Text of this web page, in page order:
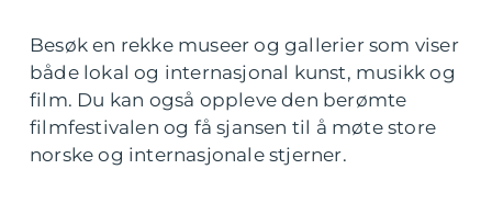
Besøk en rekke museer og gallerier som viser
både lokal og internasjonal kunst, musikk og
film. Du kan også oppleve den berømte
filmfestivalen og få sjansen til å møte store
norske og internasjonale stjerner.